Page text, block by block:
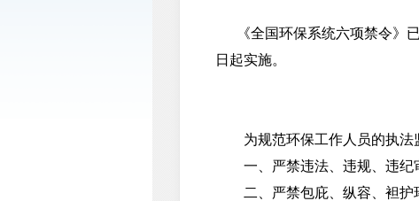
《全国环保系统六项禁令》已
日起实施。
为规范环保工作人员的执法
一、严禁违法、违规、违纪
二、严禁包庇、纵容、袒护